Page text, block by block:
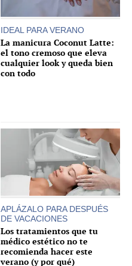
IDEAL PARA VERANO
La manicura Coconut Latte:
el tono cremoso que eleva
cualquier look y queda bien
con todo
APLÁZALO PARA DESPUÉS
DE VACACIONES
Los tratamientos que tu
médico estético no te
recomienda hacer este
verano (y por qué)